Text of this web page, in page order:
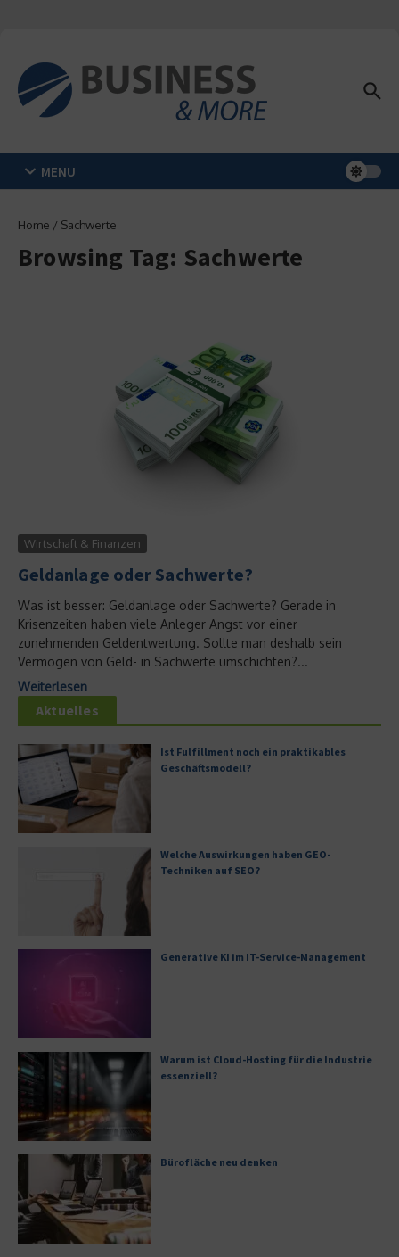
MENU
Home / Sachwerte
Browsing Tag: Sachwerte
Wirtschaft & Finanzen
Geldanlage oder Sachwerte?
Was ist besser: Geldanlage oder Sachwerte? Gerade in
Krisenzeiten haben viele Anleger Angst vor einer
zunehmenden Geldentwertung. Sollte man deshalb sein
Vermögen von Geld- in Sachwerte umschichten?...
Weiterlesen
Aktuelles
Ist Fulfillment noch ein praktikables
Geschäftsmodell?
Welche Auswirkungen haben GEO-
Techniken auf SEO?
Generative KI im IT-Service-Management
Warum ist Cloud-Hosting für die Industrie
essenziell?
Bürofläche neu denken